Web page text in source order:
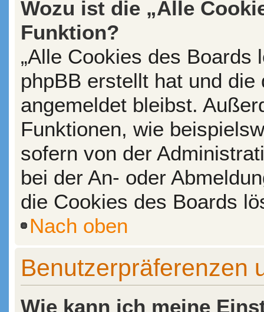
Wozu ist die „Alle
Funktion?
„Alle Cookies des Boards
phpBB erstellt hat und
angemeldet bleibst.
Funktionen, wie
sofern von der
bei der An- oder
die Cookies des Boards
Nach oben
Benutzerpräferenzen
Wie kann ich meine